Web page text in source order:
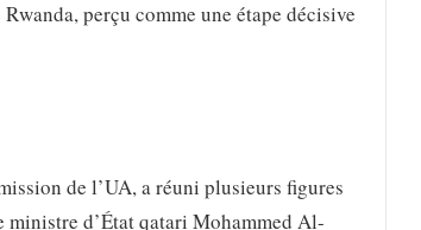
perçu comme une étape décisive
de l’UA, a réuni plusieurs figures
d’État qatari Mohammed Al-